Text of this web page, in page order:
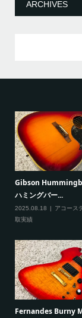
Paul Reed
Custom...
2025.08.09 エレキ
Paul Reed Smith
Mark T...